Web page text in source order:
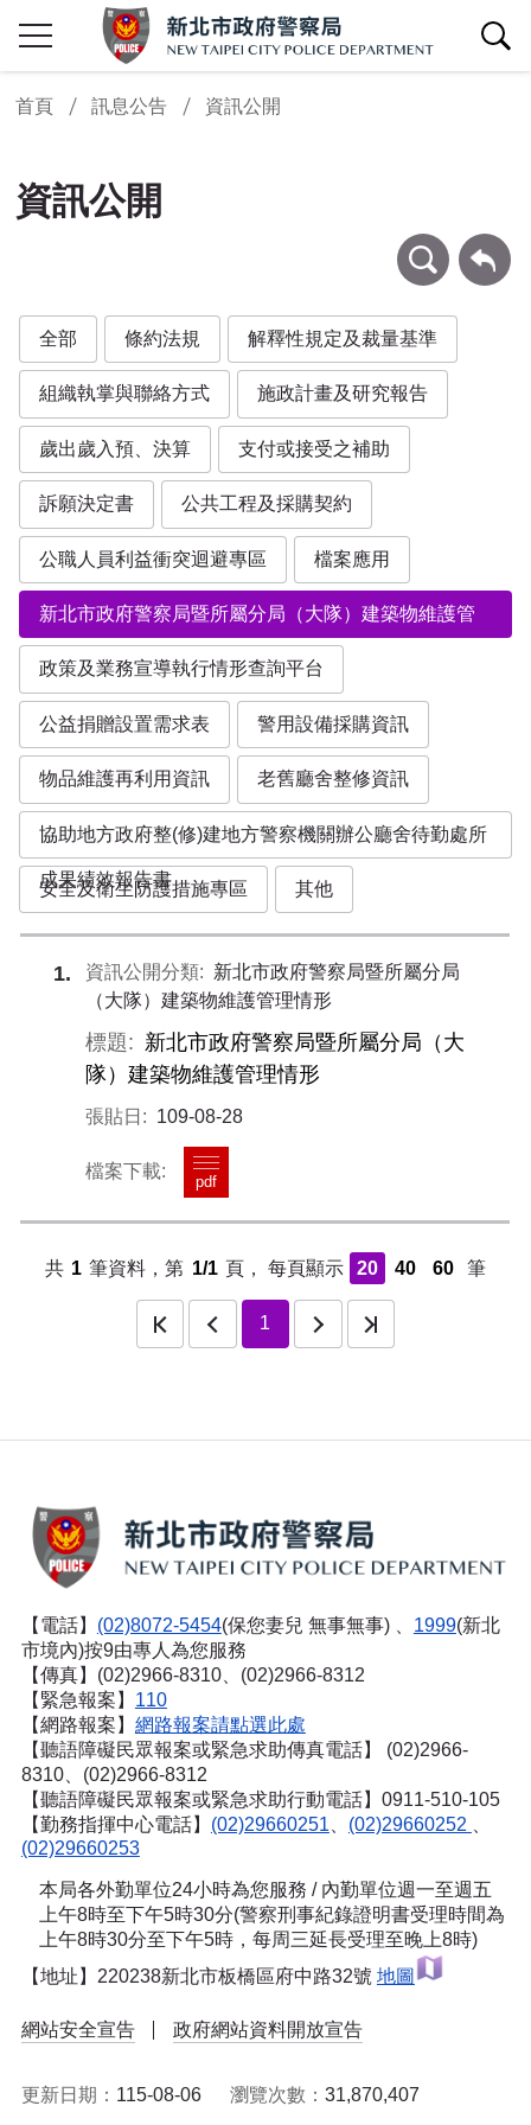
查詢區開關
首頁 訊息公告 資訊公開
資訊公開
條件查詢 回上一頁
全部 條約法規 解釋性規定及裁量基準
組織執掌與聯絡方式 施政計畫及研究報告
歲出歲入預、決算 支付或接受之補助
訴願決定書 公共工程及採購契約
公職人員利益衝突迴避專區 檔案應用
新北市政府警察局暨所屬分局（大隊）建築物維護管
理情形
政策及業務宣導執行情形查詢平台
公益捐贈設置需求表 警用設備採購資訊
物品維護再利用資訊 老舊廳舍整修資訊
協助地方政府整(修)建地方警察機關辦公廳舍待勤處所
成果績效報告書
安全及衛生防護措施專區 其他
1
新北市政府警察局暨所屬分局
（大隊）建築物維護管理情形
新北市政府警察局暨所屬分局（大
隊）建築物維護管理情形
109-08-28
pdf
共 1 筆資料，第 1/1 頁，每頁顯示 20 40 60 筆
1
最後一頁
【電話】 (02)8072-5454(保您妻兒 無事無事) 、 1999(新北
市境內)按9由專人為您服務
【傳真】(02)2966-8310、(02)2966-8312
【緊急報案】 110
【網路報案】 網路報案請點選此處
【聽語障礙民眾報案或緊急求助傳真電話】
(02)2966-
8310、(02)2966-8312
【聽語障礙民眾報案或緊急求助行動電話】0911-510-105
【勤務指揮中心電話】 (02)29660251 (02)29660252
(02)29660253
本局各外勤單位24小時為您服務 / 內勤單位週一至週五
上午8時至下午5時30分(警察刑事紀錄證明書受理時間為
上午8時30分至下午5時，每周三延長受理至晚上8時)
【地址】220238新北市板橋區府中路32號 地圖
網站安全宣告 政府網站資料開放宣告
更新日期： 115-08-06 瀏覽次數： 31,870,407